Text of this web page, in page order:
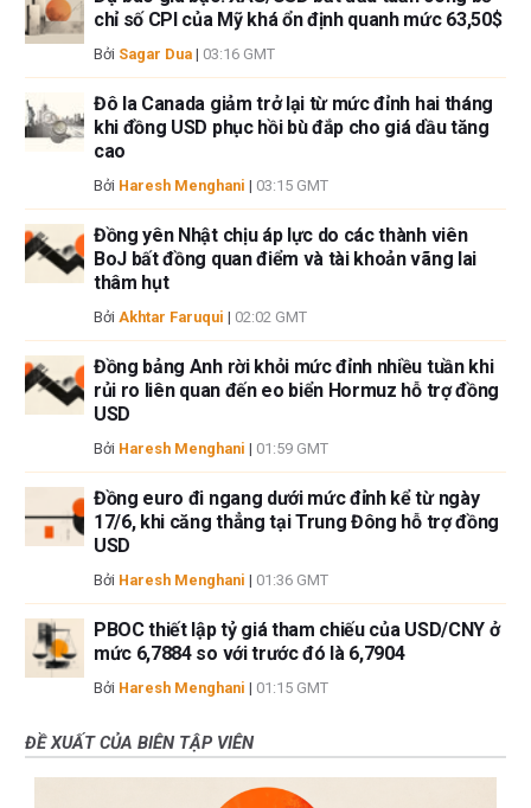
Tác giả và FXStreet không phải là các cố vấn đầu tư đã đăng ký và không
có nội dung nào trong bài viết này nhằm mục đích tư vấn đầu tư.
chỉ số CPI của Mỹ khá ổn định quanh mức 63,50$
Bởi Sagar Dua | 03:16 GMT
Đô la Canada giảm trở lại từ mức đỉnh hai tháng
khi đồng USD phục hồi bù đắp cho giá dầu tăng
cao
Bởi Haresh Menghani | 03:15 GMT
Đồng yên Nhật chịu áp lực do các thành viên
BoJ bất đồng quan điểm và tài khoản vãng lai
thâm hụt
Bởi Akhtar Faruqui | 02:02 GMT
Đồng bảng Anh rời khỏi mức đỉnh nhiều tuần khi
rủi ro liên quan đến eo biển Hormuz hỗ trợ đồng
USD
Bởi Haresh Menghani | 01:59 GMT
Đồng euro đi ngang dưới mức đỉnh kể từ ngày
17/6, khi căng thẳng tại Trung Đông hỗ trợ đồng
USD
Bởi Haresh Menghani | 01:36 GMT
PBOC thiết lập tỷ giá tham chiếu của USD/CNY ở
mức 6,7884 so với trước đó là 6,7904
Bởi Haresh Menghani | 01:15 GMT
ĐỀ XUẤT CỦA BIÊN TẬP VIÊN